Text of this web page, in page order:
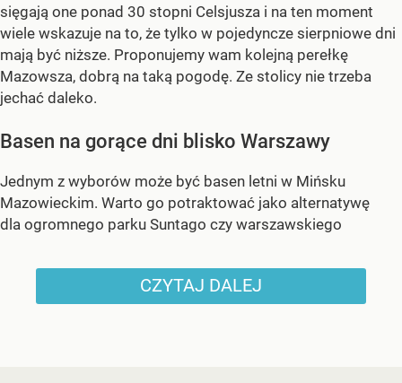
sięgają one ponad 30 stopni Celsjusza i na ten moment
wiele wskazuje na to, że tylko w pojedyncze sierpniowe dni
mają być niższe. Proponujemy wam kolejną perełkę
Mazowsza, dobrą na taką pogodę. Ze stolicy nie trzeba
jechać daleko.
Basen na gorące dni blisko Warszawy
Jednym z wyborów może być basen letni w Mińsku
Mazowieckim. Warto go potraktować jako alternatywę
dla ogromnego parku Suntago czy warszawskiego
CZYTAJ DALEJ